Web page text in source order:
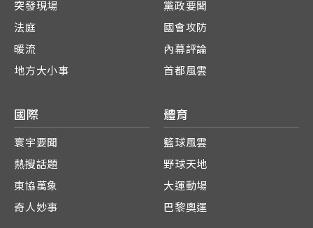
突發現場
法庭
暖流
地方大小事
黨政要聞
國會攻防
內幕評論
首都風雲
國際
寰宇要聞
熱搜話題
東協萬象
奇人妙事
體育
籃球風雲
野球天地
大運動場
巴黎奧運